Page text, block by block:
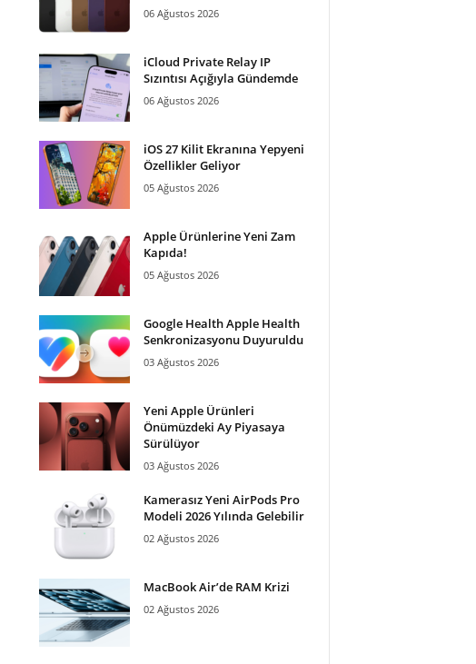
06 Ağustos 2026
iCloud Private Relay IP
Sızıntısı Açığıyla Gündemde
06 Ağustos 2026
iOS 27 Kilit Ekranına Yepyeni
Özellikler Geliyor
05 Ağustos 2026
Apple Ürünlerine Yeni Zam
Kapıda!
05 Ağustos 2026
Google Health Apple Health
Senkronizasyonu Duyuruldu
03 Ağustos 2026
Yeni Apple Ürünleri
Önümüzdeki Ay Piyasaya
Sürülüyor
03 Ağustos 2026
Kamerasız Yeni AirPods Pro
Modeli 2026 Yılında Gelebilir
02 Ağustos 2026
MacBook Air’de RAM Krizi
02 Ağustos 2026